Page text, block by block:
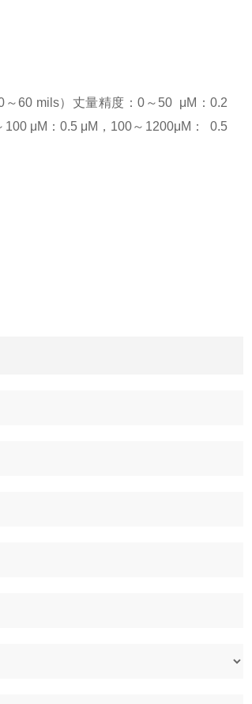
～60 mils）丈量精度：0～50 μΜ：0.2
100 μΜ：0.5 μΜ，100～1200μΜ： 0.5